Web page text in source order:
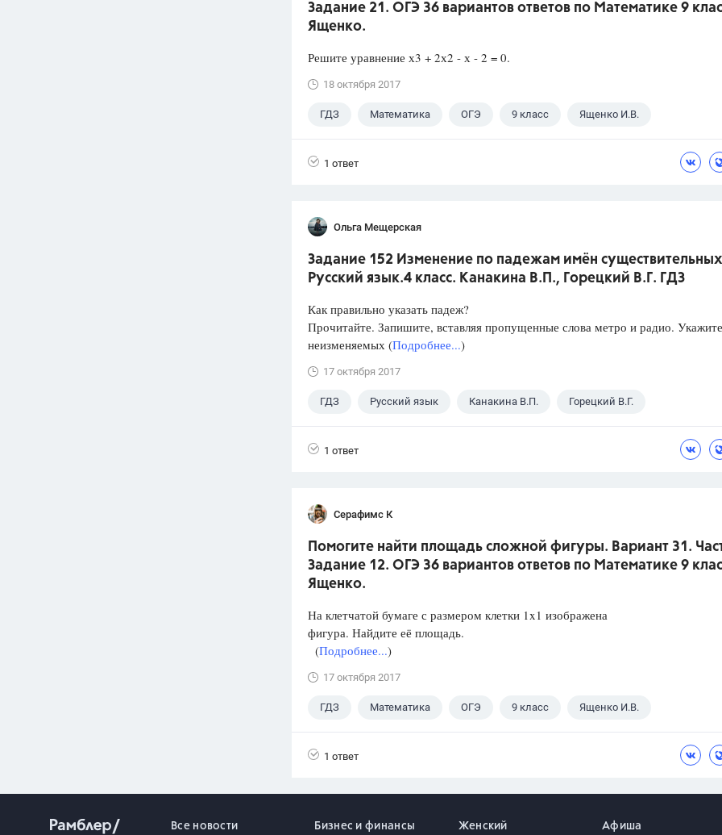
Задание 21. ОГЭ 36 вариантов ответов по Математике 9
Ященко.
Решите уравнение х3 + 2х2 - х - 2 = 0.
18 октября 2017
ГДЗ Математика ОГЭ 9 класс Ященко И.В.
1 ответ
Ольга Мещерская
Задание 152 Изменение по падежам имён
Русский язык.4 класс. Канакина В.П., Горецкий В.Г. ГДЗ
Как правильно указать падеж?
Прочитайте. Запишите, вставляя пропущенные слова метро и радио.
неизменяемых (Подробнее...)
17 октября 2017
ГДЗ Русский язык Канакина В.П. Горецкий В.Г.
1 ответ
Серафимс К
Помогите найти площадь сложной фигуры. Вариант 31.
Задание 12. ОГЭ 36 вариантов ответов по Математике 9
Ященко.
На клетчатой бумаге с размером клетки 1x1 изображена
фигура. Найдите её площадь.
(Подробнее...)
17 октября 2017
ГДЗ Математика ОГЭ 9 класс Ященко И.В.
1 ответ
Все новости Бизнес и финансы Женский Афиша